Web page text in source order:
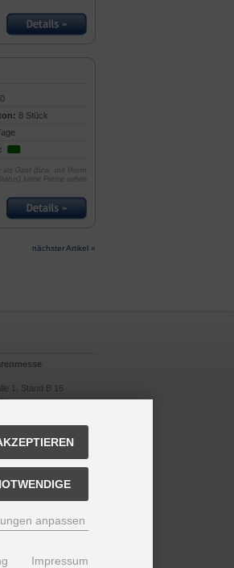
8 Stück
als Gast (bzw. mit Ihrem
keine Preise sehen
nächster Artikel »
1, Stand B 16
anpassen
Impressum